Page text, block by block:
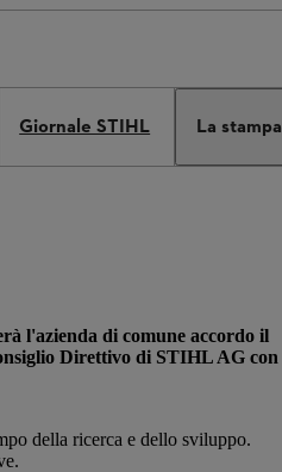
Giornale STIHL La stampa
l'azienda di comune accordo il
Direttivo di STIHL AG con
della ricerca e dello sviluppo.